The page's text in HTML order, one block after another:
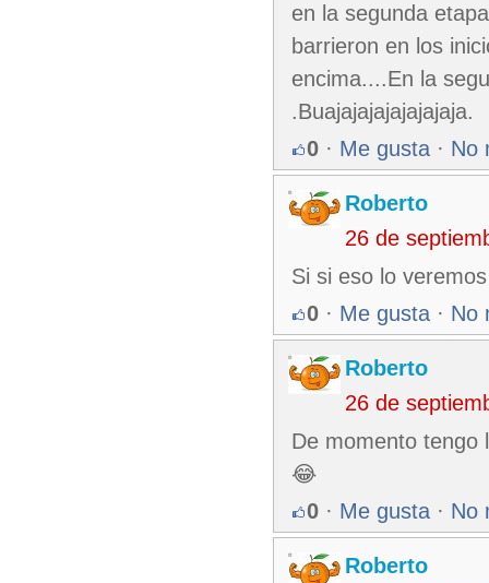
en la segunda
barrieron en los
encima....En la
.Buajajajajajajajaja.
0 · Me gusta · No
Roberto
26 de
Si si eso lo
0 · Me gusta · No
Roberto
26 de
De momento tengo
😂
0 · Me gusta · No
Roberto